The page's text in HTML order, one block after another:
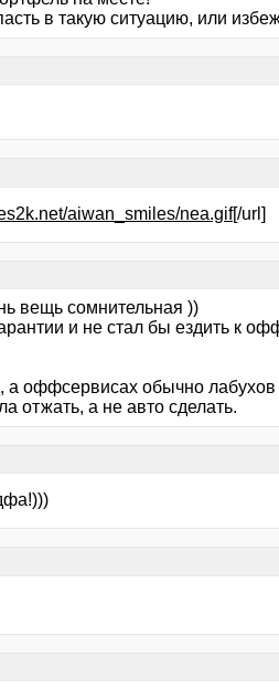
в такую ситуацию, или
aiwan_smiles/nea.gif[/url]
вещь сомнительная ))
и не стал бы ездить к
а оффсервисах обычно
отжать, а не авто сделать.